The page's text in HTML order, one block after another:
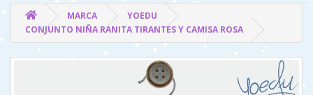
MARCA
YOEDU
CONJUNTO NIÑA RANITA TIRANTES Y CAMISA ROSA